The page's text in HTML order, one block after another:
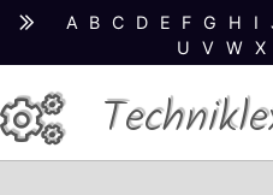
A B C D E F G H I
U
V W X